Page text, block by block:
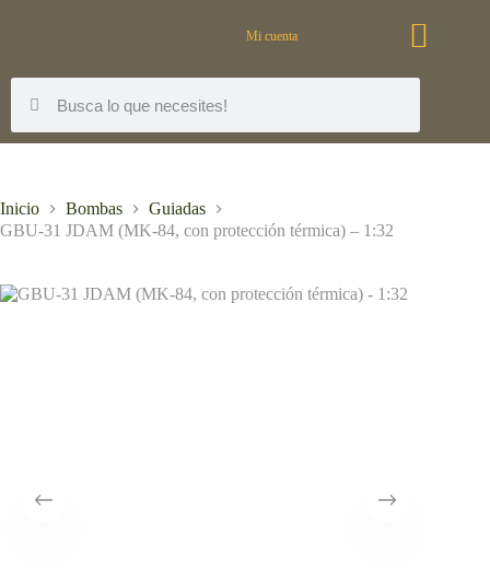
Mi cuenta
Inicio Bombas
Guiadas
GBU-31 JDAM (MK-84, con protección térmica) – 1:32